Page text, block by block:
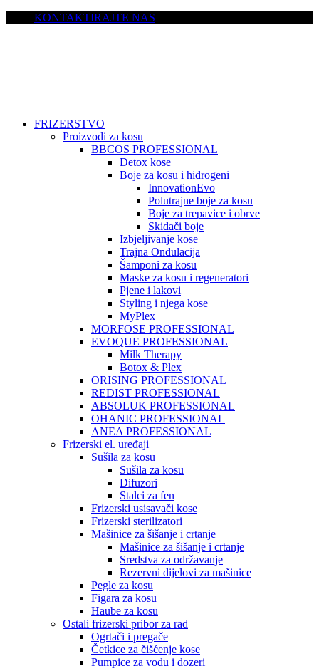
KONTAKTIRAJTE NAS
FRIZERSTVO
Proizvodi za kosu
BBCOS PROFESSIONAL
Detox kose
Boje za kosu i hidrogeni
InnovationEvo
Polutrajne boje za kosu
Boje za trepavice i obrve
Skidači boje
Izbjeljivanje kose
Trajna Ondulacija
Šamponi za kosu
Maske za kosu i regeneratori
Pjene i lakovi
Styling i njega kose
MyPlex
MORFOSE PROFESSIONAL
EVOQUE PROFESSIONAL
Milk Therapy
Botox & Plex
ORISING PROFESSIONAL
REDIST PROFESSIONAL
ABSOLUK PROFESSIONAL
OHANIC PROFESSIONAL
ANEA PROFESSIONAL
Frizerski el. uređaji
Sušila za kosu
Sušila za kosu
Difuzori
Stalci za fen
Frizerski usisavači kose
Frizerski sterilizatori
Mašinice za šišanje i crtanje
Mašinice za šišanje i crtanje
Sredstva za održavanje
Rezervni dijelovi za mašinice
Pegle za kosu
Figara za kosu
Haube za kosu
Ostali frizerski pribor za rad
Ogrtači i pregače
Četkice za čišćenje kose
Pumpice za vodu i dozeri